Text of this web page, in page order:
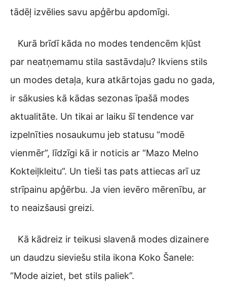
tādēļ izvēlies savu apģērbu apdomīgi.
Kurā brīdī kāda no modes tendencēm kļūst
par neatņemamu stila sastāvdaļu? Ikviens stils
un modes detaļa, kura atkārtojas gadu no gada,
ir sākusies kā kādas sezonas īpašā modes
aktualitāte. Un tikai ar laiku šī tendence var
izpelnīties nosaukumu jeb statusu “modē
vienmēr”, līdzīgi kā ir noticis ar “Mazo Melno
Kokteiļkleitu”. Un tieši tas pats attiecas arī uz
strīpainu apģērbu. Ja vien ievēro mērenību, ar
to neaizšausi greizi.
Kā kādreiz ir teikusi slavenā modes dizainere
un daudzu sieviešu stila ikona Koko Šanele:
“Mode aiziet, bet stils paliek”.